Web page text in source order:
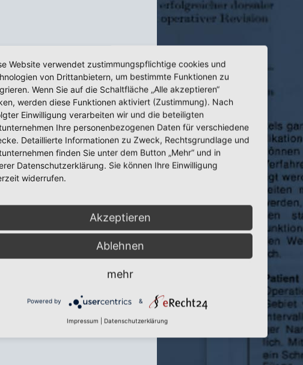
since 1990
Website verwendet zustimmungspflichtige cookies und
von Drittanbietern, um bestimmte Funktionen zu
Wenn Sie auf die Schaltfläche „Alle akzeptieren“
werden diese Funktionen aktiviert (Zustimmung). Nach
Einwilligung verarbeiten wir und die beteiligten
Ihre personenbezogenen Daten für verschiedene
Detaillierte Informationen zu Zweck, Rechtsgrundlage und
finden Sie unter dem Button „Mehr“ und in
Datenschutzerklärung. Sie können Ihre Einwilligung
widerrufen.
Akzeptieren
Ablehnen
mehr
Powered by &
Impressum | Datenschutzerklärung